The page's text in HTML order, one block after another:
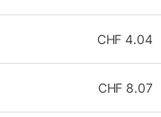
4.04
CHF
8.07
CHF